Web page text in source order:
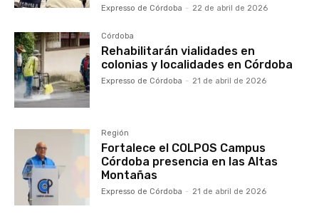
Expresso de Córdoba - 22 de abril de 2026
Córdoba
Rehabilitarán vialidades en
colonias y localidades en Córdoba
Expresso de Córdoba - 21 de abril de 2026
Región
Fortalece el COLPOS Campus
Córdoba presencia en las Altas
Montañas
Expresso de Córdoba - 21 de abril de 2026